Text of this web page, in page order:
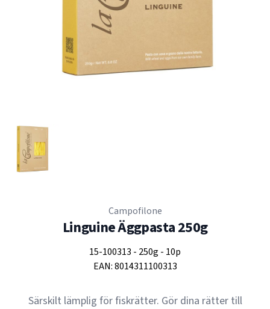
Campofilone
Linguine Äggpasta 250g
15-100313 - 250g - 10p
EAN:8014311100313
Särskilt lämplig för fiskrätter. Gör dina rätter till